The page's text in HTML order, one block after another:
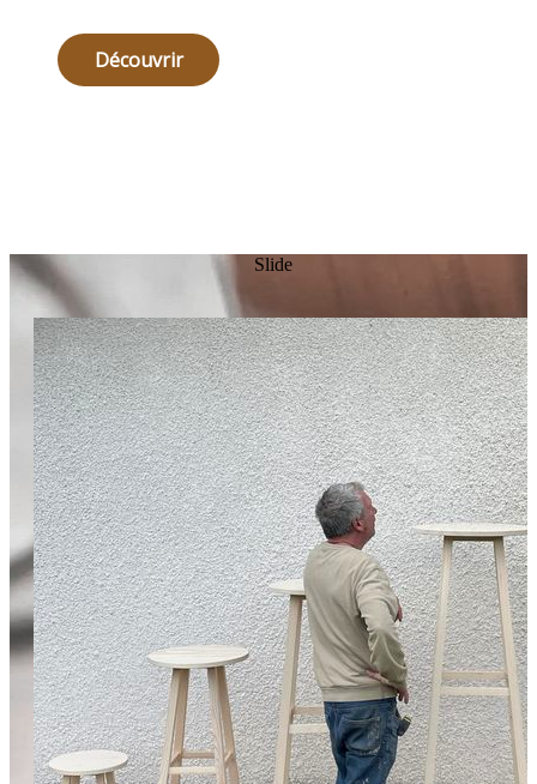
Découvrir
Slide